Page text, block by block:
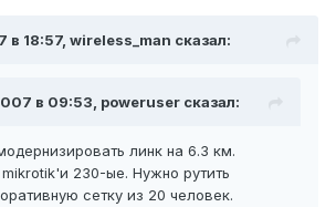
18:57, wireless_man сказал:
в 09:53, poweruser сказал:
линк на 6.3 км.
mikrotik'и 230-ые. Нужно рутить
сетку из 20 человек.